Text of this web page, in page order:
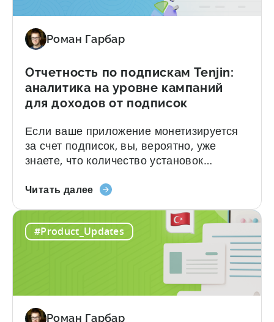
LTV и ROAS по рекламным доходам с
разбивкой по...
систему
доходов
рекламы
CloudX
Роман Гарбар
Отчетность по подпискам Tenjin:
аналитика на уровне кампаний
для доходов от подписок
Если ваше приложение монетизируется
за счет подписок, вы, вероятно, уже
знаете, что количество установок
Пробные периоды, конверсии, продления
выручку. Чтобы сопоставить эти данные
с информацией о привлечении
пользователей (UA), раньше приходилось
собирать информацию из нескольких
источников и объединять её вручную.
Отчёты по подпискам от Tenjin...
Читать далееО
подпискам
#Product_Updates
Роман Гарбар